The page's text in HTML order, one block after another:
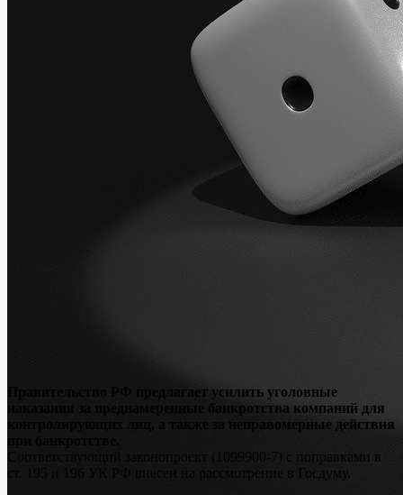
Правительство РФ предлагает усилить уголовные
наказания за преднамеренные банкротства компаний для
контролирующих лиц, а также за неправомерные действия
при банкротстве.
Соответствующий законопроект (1099900-7) с поправками в
ст. 195 и 196 УК РФ внесен на рассмотрение в Госдуму.